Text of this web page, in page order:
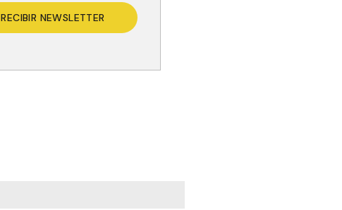
RECIBIR NEWSLETTER